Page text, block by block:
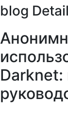
blog
Darknet: